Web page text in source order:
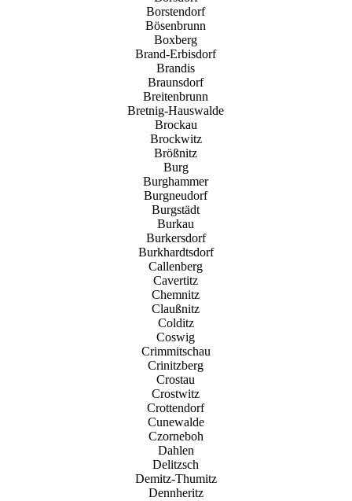
Borstendorf
Bösenbrunn
Boxberg
Brand-Erbisdorf
Brandis
Braunsdorf
Breitenbrunn
Bretnig-Hauswalde
Brockau
Brockwitz
Brößnitz
Burg
Burghammer
Burgneudorf
Burgstädt
Burkau
Burkersdorf
Burkhardtsdorf
Callenberg
Cavertitz
Chemnitz
Claußnitz
Colditz
Coswig
Crimmitschau
Crinitzberg
Crostau
Crostwitz
Crottendorf
Cunewalde
Czorneboh
Dahlen
Delitzsch
Demitz-Thumitz
Dennheritz